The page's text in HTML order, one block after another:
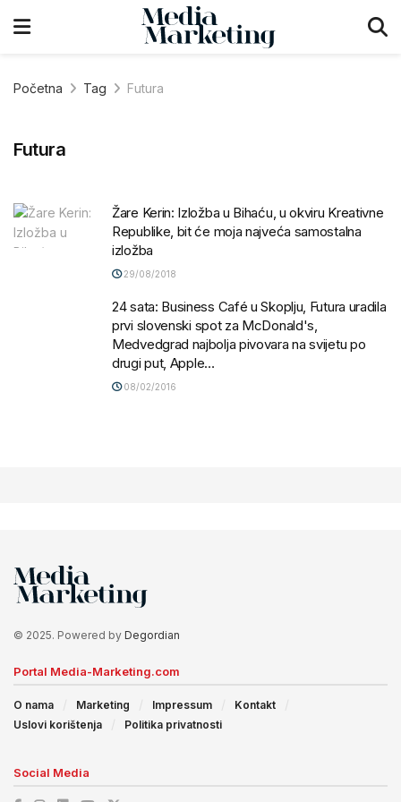
Početna Tag Futura
Futura
Žare Kerin: Izložba u Bihaću, u okviru Kreativne
Republike, bit će moja najveća samostalna
izložba
29/08/2018
24 sata: Business Café u Skoplju, Futura uradila
prvi slovenski spot za McDonald's,
Medvedgrad najbolja pivovara na svijetu po
drugi put, Apple…
08/02/2016
© 2025. Powered by Degordian
Portal Media-Marketing.com
O nama Marketing Impressum
Kontakt
Uslovi korištenja
Politika privatnosti
Social Media